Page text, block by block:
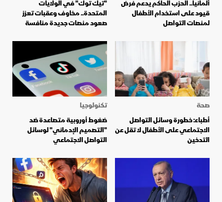
ألمانيا.. الحزب الحاكم يدعم فرض
قيود على استخدام الأطفال
لمنصات التواصل
"تيك توك" في الولايات
المتحدة.. مخاوف وعقبات تعزز
صعود منصات جديدة منافسة
صحة
أطباء: خطورة وسائل التواصل
الاجتماعي على الأطفال لا تقل عن
التدخين
تكنولوجيا
ضغوط أوروبية متصاعدة ضد
"التصميم الإدماني" لوسائل
التواصل الاجتماعي